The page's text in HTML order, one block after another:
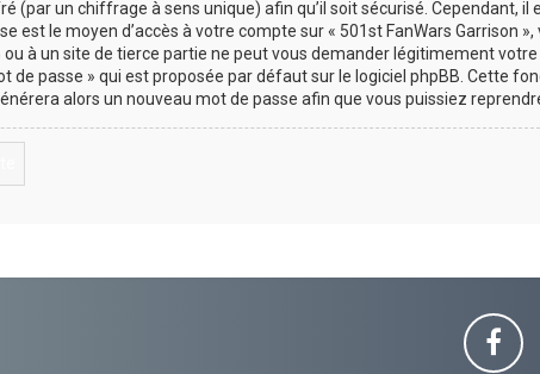
(par un chiffrage à sens unique) afin qu’il soit sécurisé. Cependant,
est le moyen d’accès à votre compte sur « 501st FanWars Garrison
ou à un site de tierce partie ne peut vous demander légitimement
de passe » qui est proposée par défaut sur le logiciel phpBB. Cette
alors un nouveau mot de passe afin que vous puissiez